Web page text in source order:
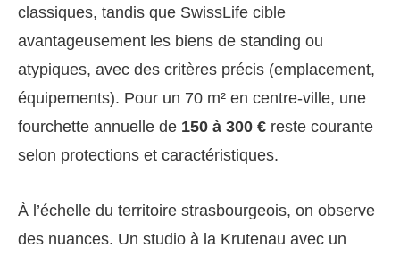
classiques, tandis que SwissLife cible
avantageusement les biens de standing ou
atypiques, avec des critères précis (emplacement,
équipements). Pour un 70 m² en centre-ville, une
fourchette annuelle de 150 à 300 € reste courante
selon protections et caractéristiques.
À l’échelle du territoire strasbourgeois, on observe
des nuances. Un studio à la Krutenau avec un